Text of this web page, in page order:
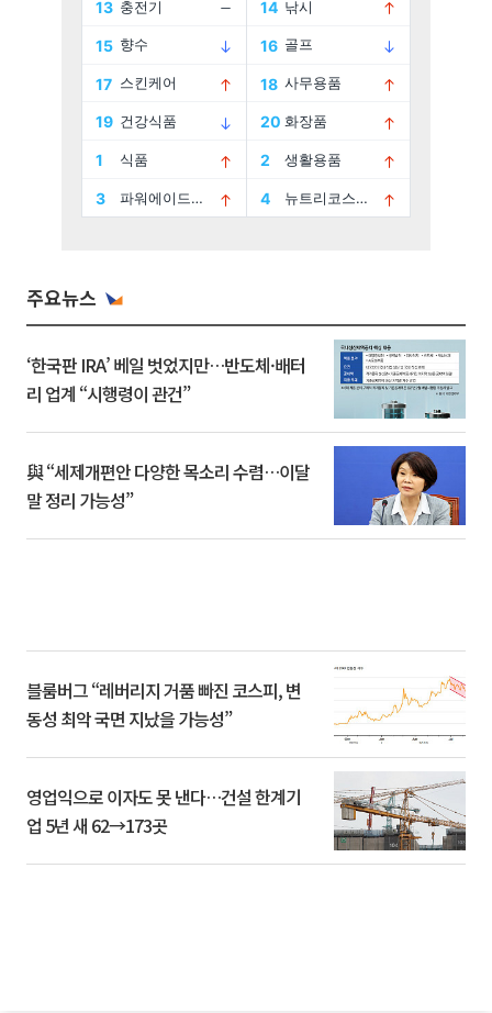
주요뉴스
‘한국판 IRA’ 베일 벗었지만…반도체·배터
리 업계 “시행령이 관건”
與 “세제개편안 다양한 목소리 수렴…이달
말 정리 가능성”
블룸버그 “레버리지 거품 빠진 코스피, 변
동성 최악 국면 지났을 가능성”
영업익으로 이자도 못 낸다…건설 한계기
업 5년 새 62→173곳